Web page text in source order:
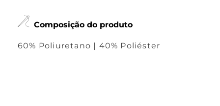
Composição do produto
60% Poliuretano | 40% Poliéster